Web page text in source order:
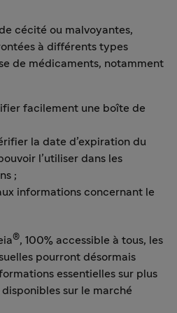
cécité ou malvoyantes,
à différents types
de médicaments, notamment
facilement une boîte de
la date d’expiration du
l’utiliser dans les
;
informations concernant le
®, 100% accessible à tous, les
pourront désormais
essentielles sur plus
sur le marché